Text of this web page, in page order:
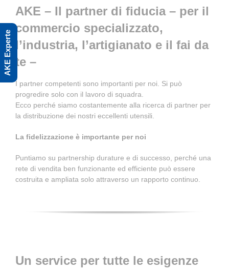
AKE – Il partner di fiducia – per il
commercio specializzato,
l’industria, l’artigianato e il fai da
te –
I partner competenti sono importanti per noi. Si può
progredire solo con il lavoro di squadra.
Ecco perché siamo costantemente alla ricerca di partner per
la distribuzione dei nostri eccellenti utensili.
La fidelizzazione è importante per noi
Puntiamo su partnership durature e di successo, perché una
rete di vendita ben funzionante ed efficiente può essere
costruita e ampliata solo attraverso un rapporto continuo.
Un service per tutte le esigenze
AKE Experte